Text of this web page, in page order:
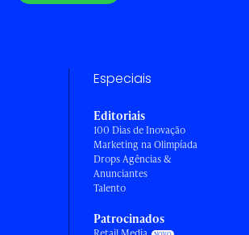
Especiais
Editoriais
100 Dias de Inovação
Marketing na Olimpíada
Drops Agências &
Anunciantes
Talento
Patrocinados